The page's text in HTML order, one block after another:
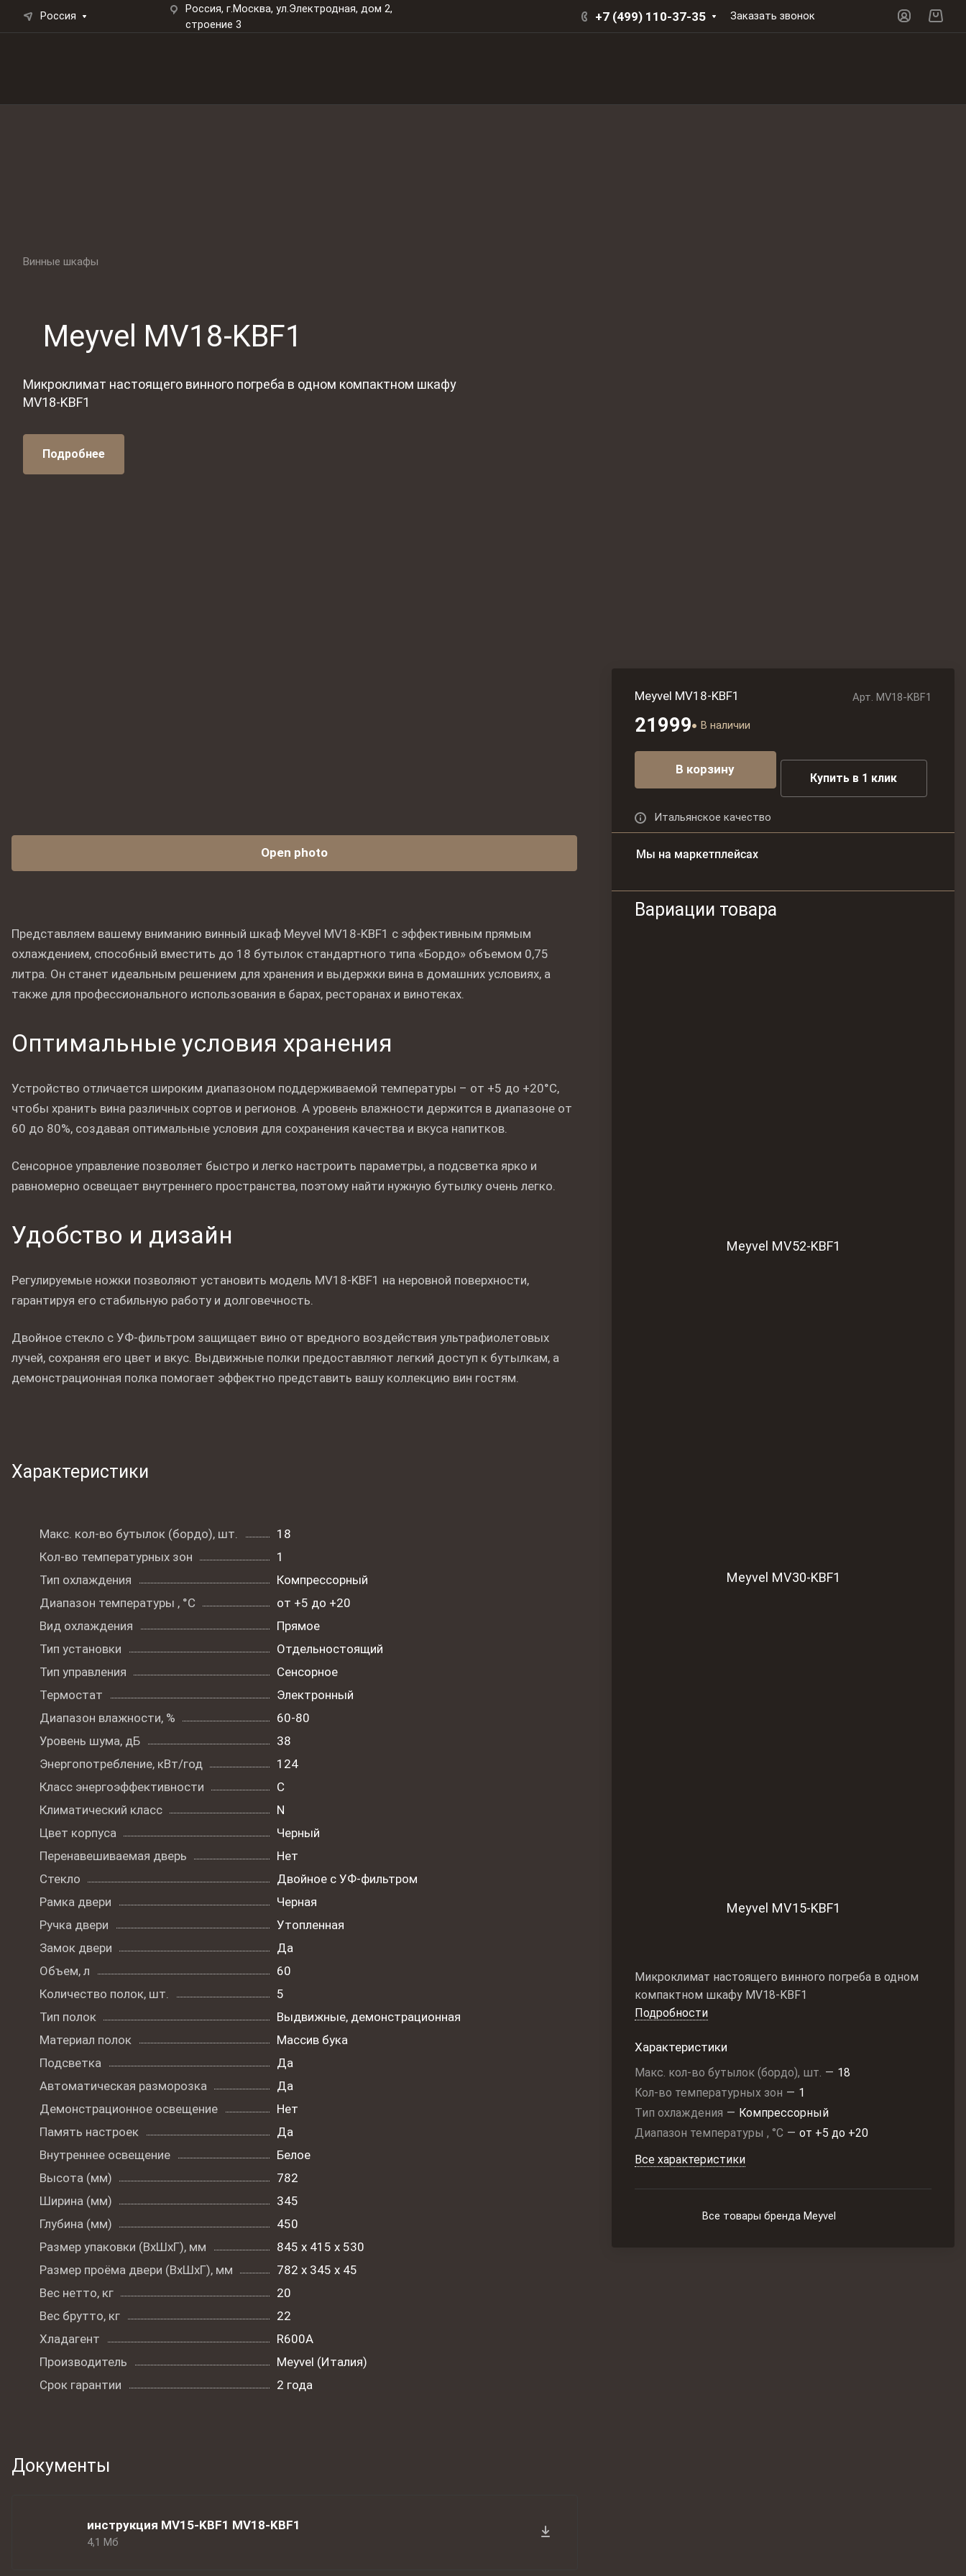
Россия
Россия, г.Москва, ул.Электродная, дом 2,
строение 3
+7 (499) 110-37-35 Заказать звонок
Винные шкафы
Meyvel MV18-KBF1
Микроклимат настоящего винного погреба в одном компактном шкафу
MV18-KBF1
Подробнее
Meyvel MV18-KBF1
21999 В наличии
Арт. MV18-KBF1
В корзину
Купить в 1 клик
Итальянское качество
Мы на маркетплейсах
Вариации товара
Meyvel MV52-KBF1
Meyvel MV30-KBF1
Meyvel MV15-KBF1
Микроклимат настоящего винного погреба в одном
компактном шкафу MV18-KBF1
Подробности
Характеристики
Макс. кол-во бутылок (бордо), шт. — 18
Кол-во температурных зон — 1
Тип охлаждения — Компрессорный
Диапазон температуры , °C — от +5 до +20
Все характеристики
Все товары бренда Meyvel
Open photo
Представляем вашему вниманию винный шкаф Meyvel MV18-KBF1 с эффективным прямым
охлаждением, способный вместить до 18 бутылок стандартного типа «Бордо» объемом 0,75
литра. Он станет идеальным решением для хранения и выдержки вина в домашних условиях, а
также для профессионального использования в барах, ресторанах и винотеках.
Оптимальные условия хранения
Устройство отличается широким диапазоном поддерживаемой температуры – от +5 до +20°C,
чтобы хранить вина различных сортов и регионов. А уровень влажности держится в диапазоне от
60 до 80%, создавая оптимальные условия для сохранения качества и вкуса напитков.
Сенсорное управление позволяет быстро и легко настроить параметры, а подсветка ярко и
равномерно освещает внутреннего пространства, поэтому найти нужную бутылку очень легко.
Удобство и дизайн
Регулируемые ножки позволяют установить модель MV18-KBF1 на неровной поверхности,
гарантируя его стабильную работу и долговечность.
Двойное стекло с УФ-фильтром защищает вино от вредного воздействия ультрафиолетовых
лучей, сохраняя его цвет и вкус. Выдвижные полки предоставляют легкий доступ к бутылкам, а
демонстрационная полка помогает эффектно представить вашу коллекцию вин гостям.
Характеристики
Макс. кол-во бутылок (бордо), шт.
18
Кол-во температурных зон
1
Тип охлаждения
Компрессорный
Диапазон температуры , °C
от +5 до +20
Вид охлаждения
Прямое
Тип установки
Отдельностоящий
Тип управления
Сенсорное
Термостат
Электронный
Диапазон влажности, %
60-80
Уровень шума, дБ
38
Энергопотребление, кВт/год
124
Класс энергоэффективности
C
Климатический класс
N
Цвет корпуса
Черный
Перенавешиваемая дверь
Нет
Стекло
Двойное с УФ-фильтром
Рамка двери
Черная
Ручка двери
Утопленная
Замок двери
Да
Объем, л
60
Количество полок, шт.
5
Тип полок
Выдвижные, демонстрационная
Материал полок
Массив бука
Подсветка
Да
Автоматическая разморозка
Да
Демонстрационное освещение
Нет
Память настроек
Да
Внутреннее освещение
Белое
Высота (мм)
782
Ширина (мм)
345
Глубина (мм)
450
Размер упаковки (ВxШxГ), мм
845 х 415 х 530
Размер проёма двери (ВxШxГ), мм
782 х 345 х 45
Вес нетто, кг
20
Вес брутто, кг
22
Хладагент
R600A
Производитель
Meyvel (Италия)
Срок гарантии
2 года
Документы
инструкция MV15-KBF1 MV18-KBF1
4,1 Мб